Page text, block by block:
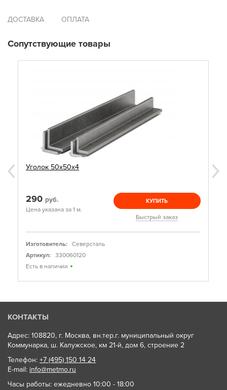
ДОСТАВКА ОПЛАТА
Сопутствующие товары
Уголок 50х50х4
290 руб.
Цена указана за 1 м.
КУПИТЬ
Быстрый заказ
Изготовитель:
Северсталь
Артикул:
330060120
Есть в наличии
КОНТАКТЫ
Адрес: 108820, г. Москва, вн.тер.г. муниципальный округ
Коммунарка, ш. Калужское, км 21-й, дом 6, строение 2
Телефон: +7 (495) 150 14 24
E-mail: info@metmo.ru
Часы работы: ежедневно 10:00 - 18:00